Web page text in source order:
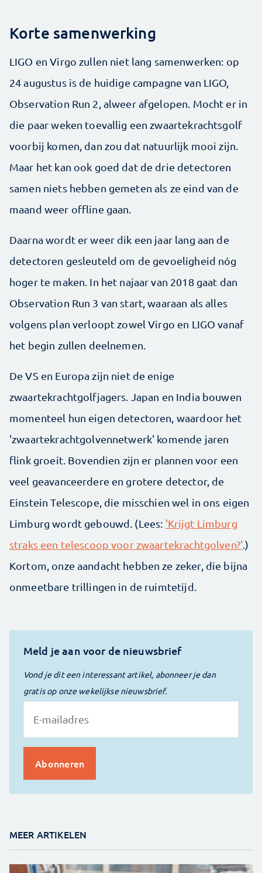
Korte samenwerking
LIGO en Virgo zullen niet lang samenwerken: op
24 augustus is de huidige campagne van LIGO,
Observation Run 2, alweer afgelopen. Mocht er in
die paar weken toevallig een zwaartekrachtsgolf
voorbij komen, dan zou dat natuurlijk mooi zijn.
Maar het kan ook goed dat de drie detectoren
samen niets hebben gemeten als ze eind van de
maand weer offline gaan.
Daarna wordt er weer dik een jaar lang aan de
detectoren gesleuteld om de gevoeligheid nóg
hoger te maken. In het najaar van 2018 gaat dan
Observation Run 3 van start, waaraan als alles
volgens plan verloopt zowel Virgo en LIGO vanaf
het begin zullen deelnemen.
De VS en Europa zijn niet de enige
zwaartekrachtgolfjagers. Japan en India bouwen
momenteel hun eigen detectoren, waardoor het
'zwaartekrachtgolvennetwerk' komende jaren
flink groeit. Bovendien zijn er plannen voor een
veel geavanceerdere en grotere detector, de
Einstein Telescope, die misschien wel in ons eigen
Limburg wordt gebouwd. (Lees: 'Krijgt Limburg
straks een telescoop voor zwaartekrachtgolven?'.)
Kortom, onze aandacht hebben ze zeker, die bijna
onmeetbare trillingen in de ruimtetijd.
Meld je aan voor de nieuwsbrief
Vond je dit een interessant artikel, abonneer je dan
gratis op onze wekelijkse nieuwsbrief.
MEER ARTIKELEN